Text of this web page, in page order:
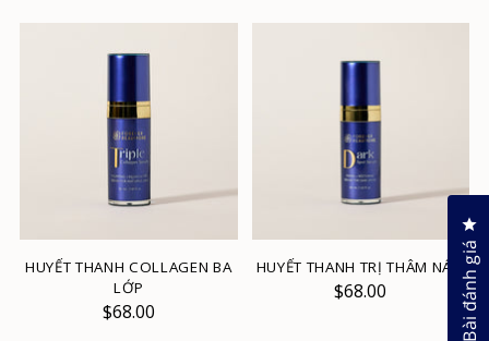
HUYẾT THANH COLLAGEN BA
LỚP
$68.00
HUYẾT THANH TRỊ THÂM NÁM
$68.00 Bài đánh giá